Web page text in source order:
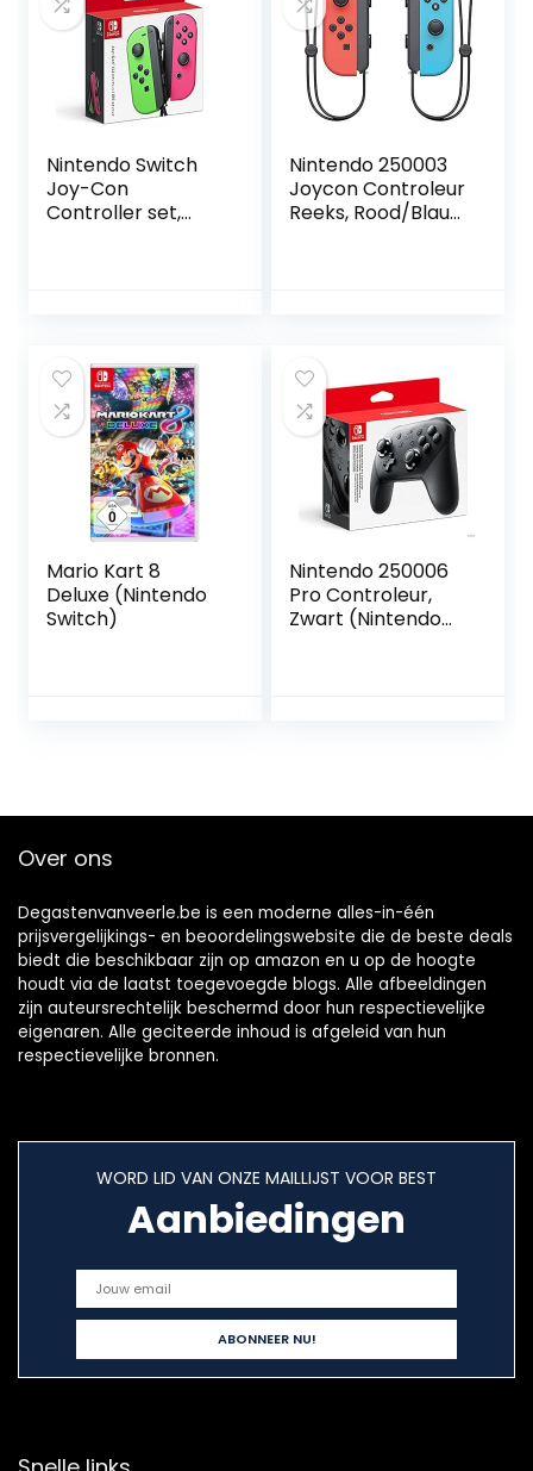
Nintendo Switch
Joy-Con
Controller set,
D-pad, huis,
draadloos,
Bluetooth
Nintendo 250003
Joycon Controleur
Reeks, Rood/Blauw
Mario Kart 8
Deluxe (Nintendo
Switch)
Nintendo 250006
Pro Controleur,
Zwart (Nintendo
Over ons
Degastenvanveerle.be is een moderne alles-in-één
prijsvergelijkings- en beoordelingswebsite die de beste deals
biedt die beschikbaar zijn op amazon en u op de hoogte
houdt via de laatst toegevoegde blogs. Alle afbeeldingen
zijn auteursrechtelijk beschermd door hun respectievelijke
eigenaren. Alle geciteerde inhoud is afgeleid van hun
respectievelijke bronnen.
WORD LID VAN ONZE MAILLIJST VOOR BEST
Aanbiedingen